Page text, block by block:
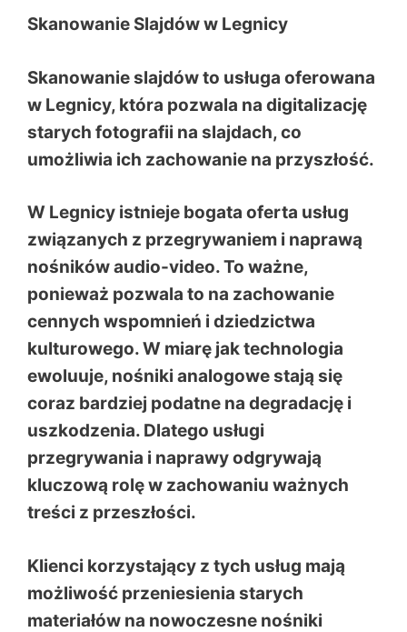
Skanowanie Slajdów w Legnicy
Skanowanie slajdów to usługa oferowana
w Legnicy, która pozwala na digitalizację
starych fotografii na slajdach, co
umożliwia ich zachowanie na przyszłość.
W Legnicy istnieje bogata oferta usług
związanych z przegrywaniem i naprawą
nośników audio-video. To ważne,
ponieważ pozwala to na zachowanie
cennych wspomnień i dziedzictwa
kulturowego. W miarę jak technologia
ewoluuje, nośniki analogowe stają się
coraz bardziej podatne na degradację i
uszkodzenia. Dlatego usługi
przegrywania i naprawy odgrywają
kluczową rolę w zachowaniu ważnych
treści z przeszłości.
Klienci korzystający z tych usług mają
możliwość przeniesienia starych
materiałów na nowoczesne nośniki